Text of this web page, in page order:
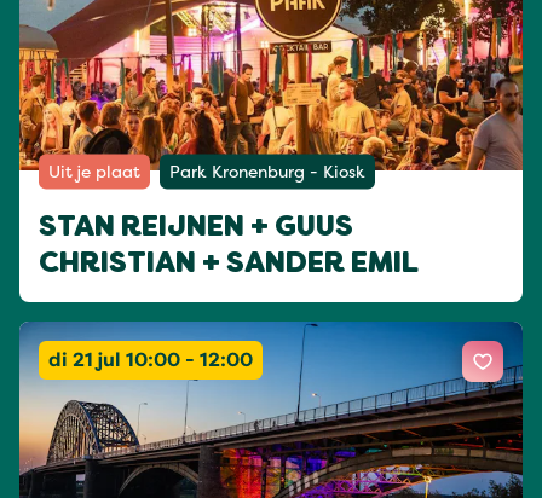
Uit je plaat Park Kronenburg - Kiosk
STAN REIJNEN + GUUS
CHRISTIAN + SANDER EMIL
di 21 jul 10:00 - 12:00